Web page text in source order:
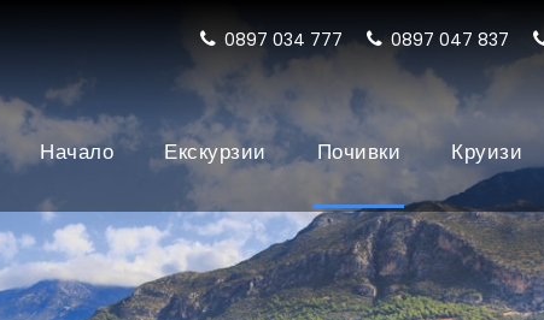
0897 034 777 0897 047 837
Начало Екскурзии Почивки Круизи